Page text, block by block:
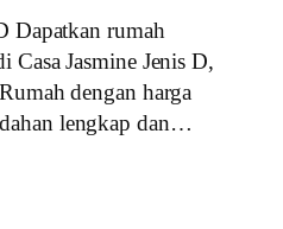
Dapatkan rumah
Jasmine Jenis D,
dengan harga
lengkap dan…